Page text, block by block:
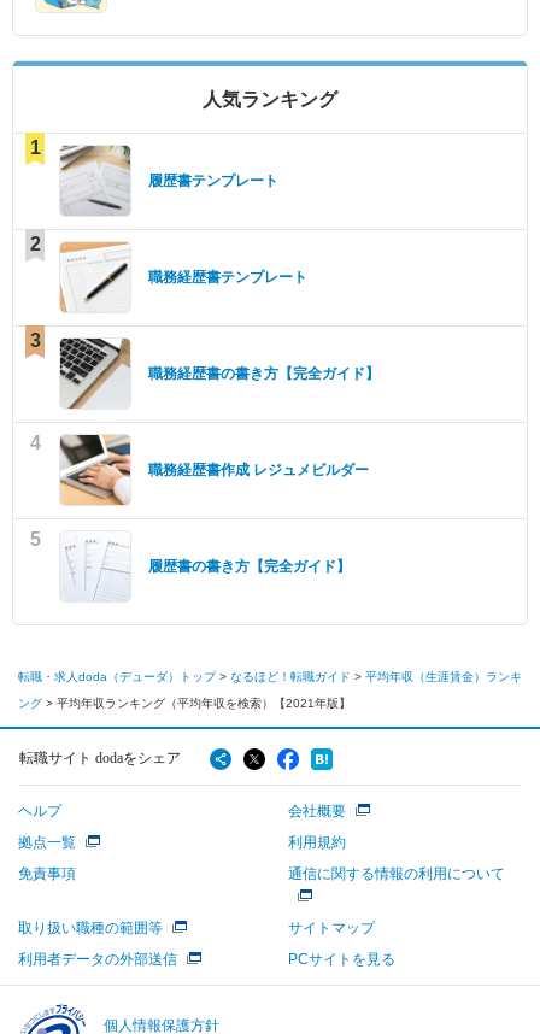
人気ランキング
1
履歴書テンプレート
2
職務経歴書テンプレート
3
職務経歴書の書き方【完全ガイド】
4
職務経歴書作成 レジュメビルダー
5
履歴書の書き方【完全ガイド】
転職・求人doda（デューダ）トップ > なるほど！転職ガイド > 平均年収（生涯賃金）ランキ
ング > 平均年収ランキング（平均年収を検索）【2021年版】
転職サイト dodaをシェア
ヘルプ
会社概要
拠点一覧
利用規約
免責事項
通信に関する情報の利用について
取り扱い職種の範囲等
サイトマップ
利用者データの外部送信
PCサイトを見る
個人情報保護方針